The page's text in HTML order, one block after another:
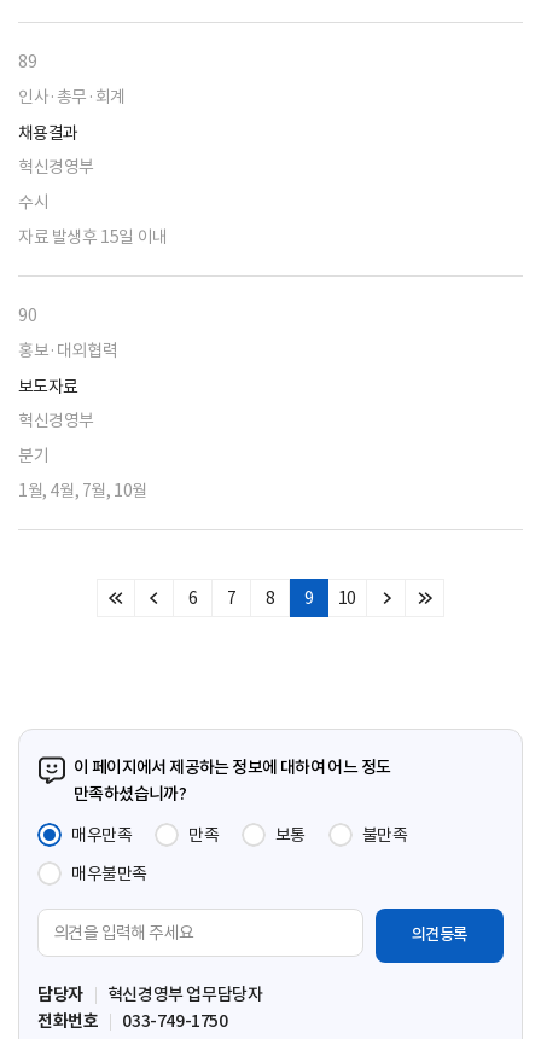
89
인사·총무·회계
채용결과
혁신경영부
수시
자료 발생후 15일 이내
90
홍보·대외협력
보도자료
혁신경영부
분기
1월, 4월, 7월, 10월
처
이
6 7 8 9 10
다
마
이 페이지에서 제공하는 정보에 대하여 어느 정도
만족하셨습니까?
매우만족
만족 보통
불만족
매우불만족
견
입
력
담당자
혁신경영부 업무담당자
전화번호
033-749-1750